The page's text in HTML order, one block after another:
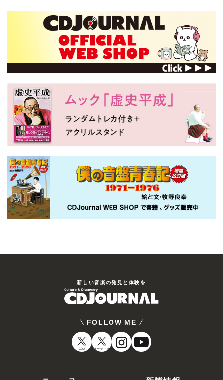
新しい⾳楽の発⾒と体験を
FOLLOW ME
CDJ オーディオ